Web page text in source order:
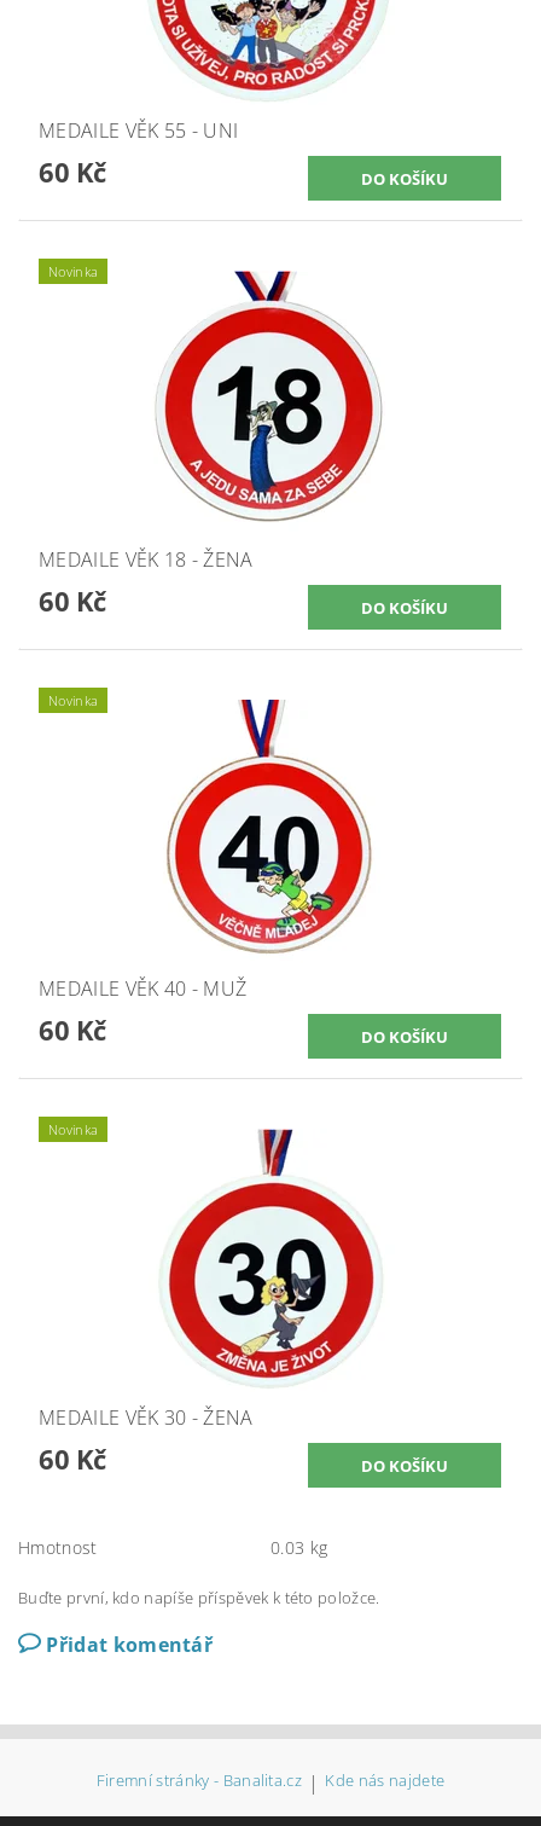
MEDAILE VĚK 55 - UNI
60 Kč
Novinka
MEDAILE VĚK 18 - ŽENA
60 Kč
Novinka
MEDAILE VĚK 40 - MUŽ
60 Kč
Novinka
MEDAILE VĚK 30 - ŽENA
60 Kč
Hmotnost 0.03 kg
Buďte první, kdo napíše příspěvek k této položce.
Přidat komentář
Firemní stránky - Banalita.cz | Kde nás najdete